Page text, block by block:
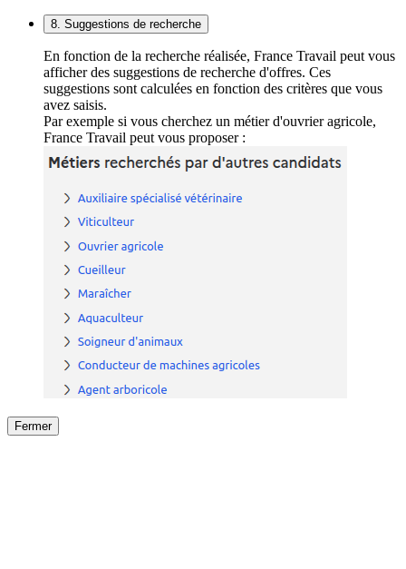
8. Suggestions de recherche
En fonction de la recherche réalisée, France Travail peut vous
afficher des suggestions de recherche d'offres. Ces
suggestions sont calculées en fonction des critères que vous
avez saisis.
Par exemple si vous cherchez un métier d'ouvrier agricole,
France Travail peut vous proposer :
Fermer